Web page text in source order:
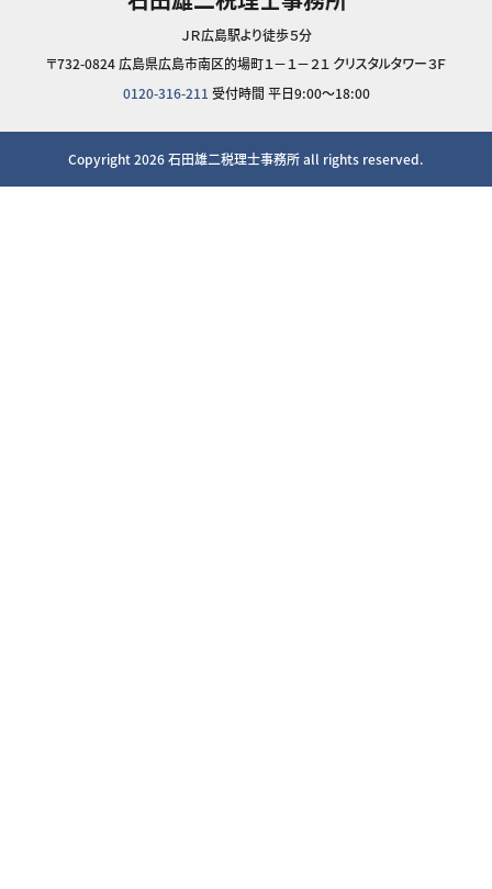
ＪＲ広島駅より徒歩５分
〒732-0824 広島県広島市南区的場町１－１－２１ クリスタルタワー３Ｆ
0120-316-211 受付時間 平日9:00～18:00
Copyright 2026石田雄二税理士事務所all rights reserved.